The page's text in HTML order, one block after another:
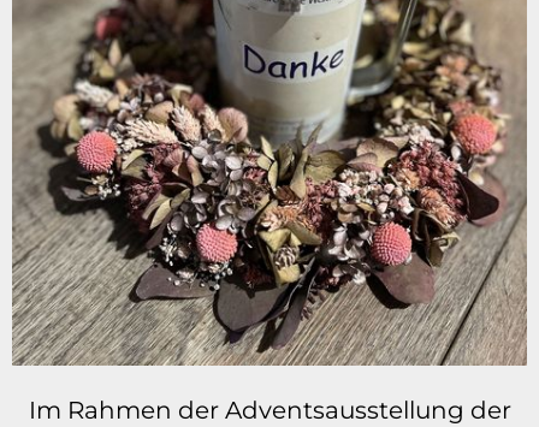
Im Rahmen der Adventsausstellung der